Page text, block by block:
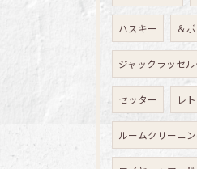
ハスキー ＆
ジャックラッセ
セッター レ
ルームクリーニ